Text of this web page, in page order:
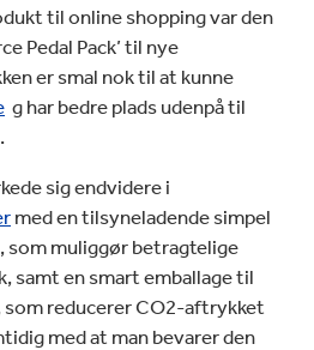
til online shopping var den
Pedal Pack’ til nye
er smal nok til at kunne
g har bedre plads udenpå til
sig endvidere i
med en tilsyneladende simpel
muliggør betragtelige
samt en smart emballage til
som reducerer CO2-aftrykket
med at man bevarer den